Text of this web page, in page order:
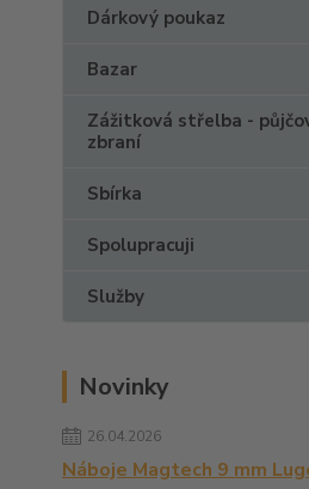
Dárkový poukaz
Bazar
Zážitková střelba -
zbraní
Sbírka
Spolupracuji
Služby
Novinky
26.04.2026
Náboje Magtech 9 mm